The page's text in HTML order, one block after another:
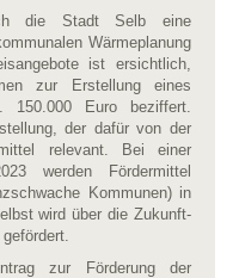
die Stadt Selb eine
Wärmeplanung
ist ersichtlich,
zur Erstellung eines
150.000 Euro beziffert.
der dafür von der
relevant. Bei einer
werden Fördermittel
Kommunen) in
wird über die Zukunft-
zur Förderung der